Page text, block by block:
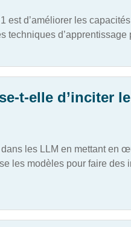
est d’améliorer les
techniques d’apprentissage
t-elle d’inciter
les LLM en mettant en
les modèles pour faire des